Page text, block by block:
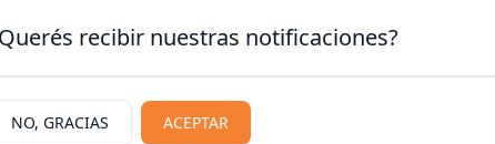
recibir nuestras notificaciones?
NO, GRACIAS ACEPTAR